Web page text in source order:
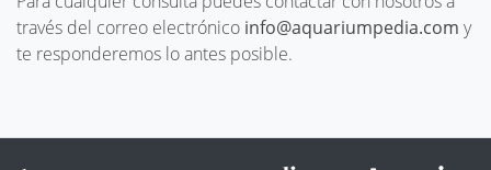
través del correo electrónico info@aquariumpedia.com y
te responderemos lo antes posible.